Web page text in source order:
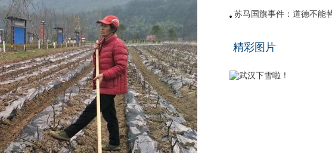
苏马国旗事件：道德不能
精彩图片